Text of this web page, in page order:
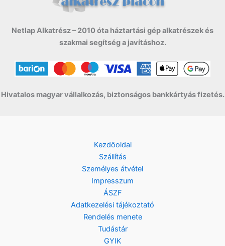
Netlap Alkatrész – 2010 óta háztartási gép alkatrészek és
szakmai segítség a javításhoz.
Hivatalos magyar vállalkozás, biztonságos bankkártyás fizetés.
Kezdőoldal
Szállítás
Személyes átvétel
Impresszum
ÁSZF
Adatkezelési tájékoztató
Rendelés menete
Tudástár
GYIK